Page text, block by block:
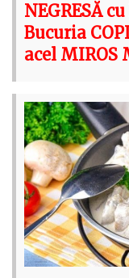
NEGRESĂ
Bucuria
acel MIROS